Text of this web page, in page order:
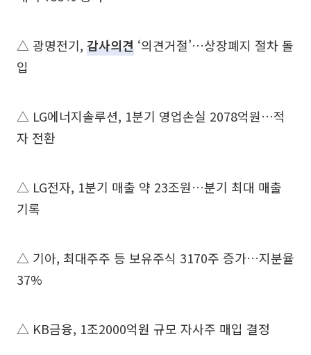
△ 광명전기, 감사의견 ‘의견거절’…상장폐지 절차 돌
입
△ LG에너지솔루션, 1분기 영업손실 2078억원…적
자 전환
△ LG전자, 1분기 매출 약 23조원…분기 최대 매출
기록
△ 기아, 최대주주 등 보유주식 3170주 증가…지분율
37%
△ KB금융, 1조2000억원 규모 자사주 매입 결정